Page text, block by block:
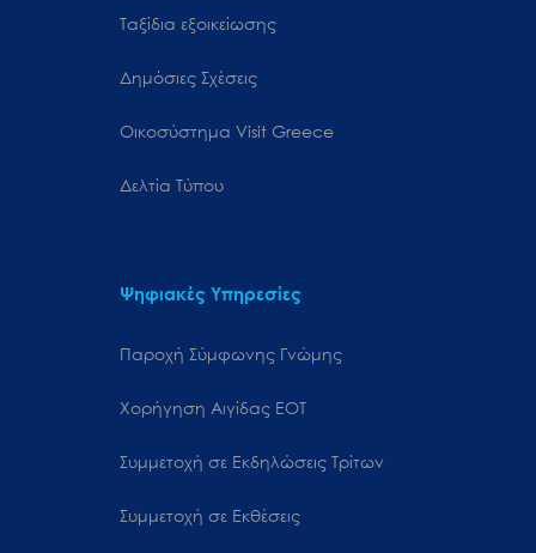
Ταξίδια εξοικείωσης
Δημόσιες Σχέσεις
Oικοσύστημα Visit Greece
Δελτία Τύπου
Ψηφιακές Υπηρεσίες
Παροχή Σύμφωνης Γνώμης
Χορήγηση Αιγίδας ΕΟΤ
Συμμετοχή σε Εκδηλώσεις Τρίτων
Συμμετοχή σε Εκθέσεις